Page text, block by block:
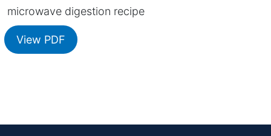
microwave digestion recipe
View PDF